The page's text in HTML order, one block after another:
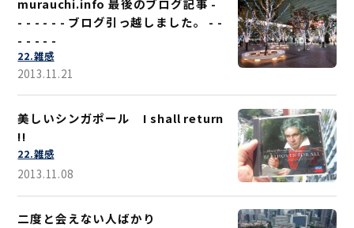
- - - - - - ブログ引っ越しました。 - -
- - - - -
22.雑感
2013.11.21
美しいシンガポール I shall return
!!
22.雑感
2013.11.08
二度と会えない人ばかり